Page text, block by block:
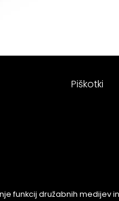
Piškotki
funkcij družabnih medijev